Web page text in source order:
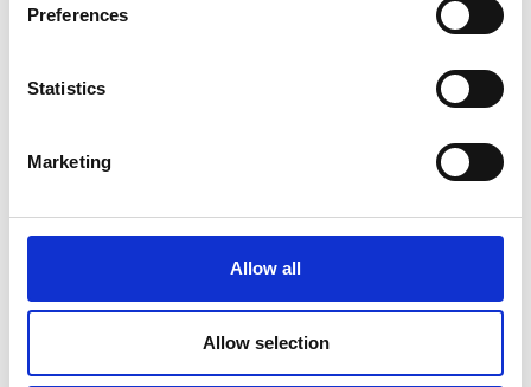
Preferences
Statistics
Marketing
Allow all
Allow selection
Come ogni martedì Fuori Aula Network vi
accompagna alla scoperta di nuovi
questo episodio ci sono Wiame Mosaid e
Damiano Bissoli. Gli eventi della settimana:
“Uso responsabile dell’AI” inserito nel ciclo